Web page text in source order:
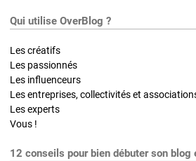
Qui utilise OverBlog ?
Les créatifs
Les passionnés
Les influenceurs
Les entreprises, collectivités et
Les experts
Vous !
12 conseils pour bien débuter son